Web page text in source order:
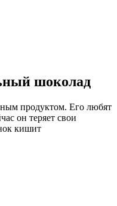
шоколад
продуктом. Его любят
он теряет свои
кишит